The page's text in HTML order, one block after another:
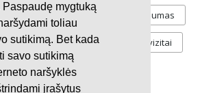
mygtuką
toliau
sutikimą. Bet kada
savo sutikimą
naršyklės
įrašytus
atostogos referendumas
Valandos Rekvizitai
Investicijos